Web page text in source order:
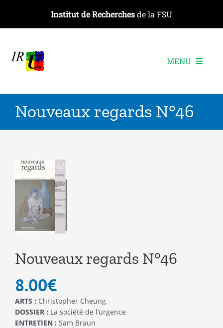
contenu
Institut de Recherchesde la FSU
MENU
Les recherches
Les événements
Nouveaux regards N°46
Nouveaux regards N°46
8.00€
ARTS : Christopher Cheung
DOSSIER : La société de l’urgence
ENTRETIEN : Sam Braun